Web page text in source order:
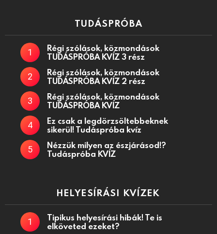
TUDÁSPRÓBA
Régi szólások, közmondások
TUDÁSPRÓBA KVÍZ 3 rész
Régi szólások, közmondások
TUDÁSPRÓBA KVÍZ 2 rész
Régi szólások, közmondások
TUDÁSPRÓBA KVÍZ
Ez csak a legdörzsöltebbeknek
sikerül! Tudáspróba kvíz
Nézzük milyen az észjárásod!?
Tudáspróba KVÍZ
HELYESÍRÁSI KVÍZEK
Tipikus helyesírási hibák! Te is
elköveted ezeket?